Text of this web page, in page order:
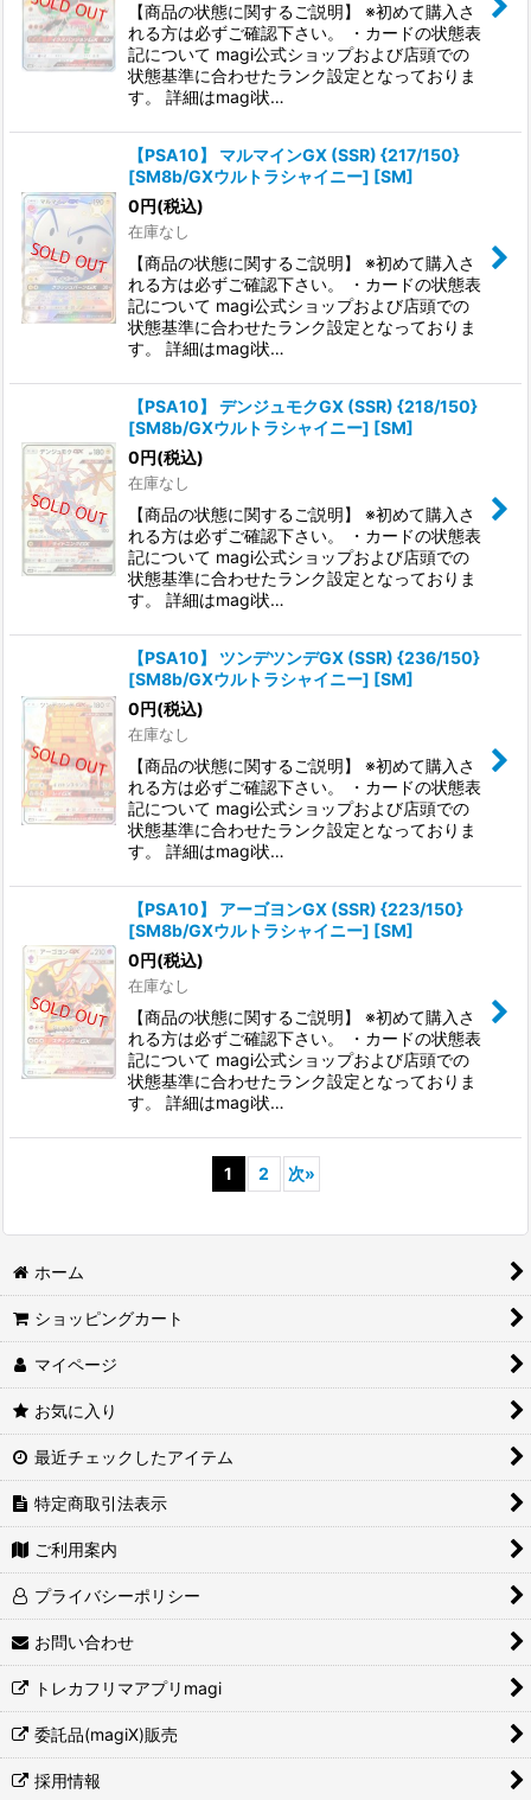
【商品の状態に関するご説明】 ※初めて購入さ
れる方は必ずご確認下さい。 ・カードの状態表
記について magi公式ショップおよび店頭での
状態基準に合わせたランク設定となっておりま
す。 詳細はmagi状…
【PSA10】 マルマインGX (SSR) {217/150}
[SM8b/GXウルトラシャイニー] [SM]
0円(税込)
在庫なし
【商品の状態に関するご説明】 ※初めて購入さ
れる方は必ずご確認下さい。 ・カードの状態表
記について magi公式ショップおよび店頭での
状態基準に合わせたランク設定となっておりま
す。 詳細はmagi状…
【PSA10】 デンジュモクGX (SSR) {218/150}
[SM8b/GXウルトラシャイニー] [SM]
0円(税込)
在庫なし
【商品の状態に関するご説明】 ※初めて購入さ
れる方は必ずご確認下さい。 ・カードの状態表
記について magi公式ショップおよび店頭での
状態基準に合わせたランク設定となっておりま
す。 詳細はmagi状…
【PSA10】 ツンデツンデGX (SSR) {236/150}
[SM8b/GXウルトラシャイニー] [SM]
0円(税込)
在庫なし
【商品の状態に関するご説明】 ※初めて購入さ
れる方は必ずご確認下さい。 ・カードの状態表
記について magi公式ショップおよび店頭での
状態基準に合わせたランク設定となっておりま
す。 詳細はmagi状…
【PSA10】 アーゴヨンGX (SSR) {223/150}
[SM8b/GXウルトラシャイニー] [SM]
0円(税込)
在庫なし
【商品の状態に関するご説明】 ※初めて購入さ
れる方は必ずご確認下さい。 ・カードの状態表
記について magi公式ショップおよび店頭での
状態基準に合わせたランク設定となっておりま
す。 詳細はmagi状…
1 2 次»
ホーム
ショッピングカート
マイページ
お気に入り
最近チェックしたアイテム
特定商取引法表示
ご利用案内
プライバシーポリシー
お問い合わせ
トレカフリマアプリmagi
委託品(magiX)販売
採用情報